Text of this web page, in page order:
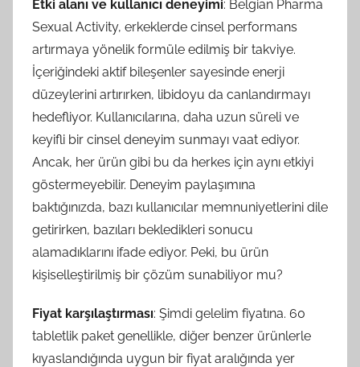
Etki alanı ve kullanıcı deneyimi: Belgian Pharma
Sexual Activity, erkeklerde cinsel performans
artırmaya yönelik formüle edilmiş bir takviye.
İçeriğindeki aktif bileşenler sayesinde enerji
düzeylerini artırırken, libidoyu da canlandırmayı
hedefliyor. Kullanıcılarına, daha uzun süreli ve
keyifli bir cinsel deneyim sunmayı vaat ediyor.
Ancak, her ürün gibi bu da herkes için aynı etkiyi
göstermeyebilir. Deneyim paylaşımına
baktığınızda, bazı kullanıcılar memnuniyetlerini dile
getirirken, bazıları bekledikleri sonucu
alamadıklarını ifade ediyor. Peki, bu ürün
kişiselleştirilmiş bir çözüm sunabiliyor mu?
Fiyat karşılaştırması: Şimdi gelelim fiyatına. 60
tabletlik paket genellikle, diğer benzer ürünlerle
kıyaslandığında uygun bir fiyat aralığında yer